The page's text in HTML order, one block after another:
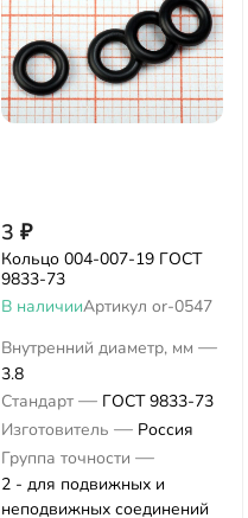
3 ₽
Кольцо 004-007-19 ГОСТ
9833-73
В наличииАртикул or-0547
Внутренний диаметр, мм —
3.8
Стандарт — ГОСТ 9833-73
Изготовитель — Россия
Группа точности —
2 - для подвижных и
неподвижных соединений